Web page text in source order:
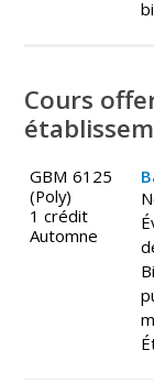
Cours
GBM 6125
(Poly)
1 crédit
Automne